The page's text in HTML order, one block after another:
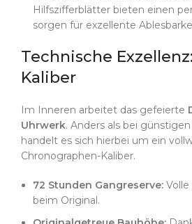
Hilfszifferblätter bieten einen
sorgen für exzellente
Technische Exzellenz:
Kaliber
Im Inneren arbeitet das gefeierte
Uhrwerk. Anders als bei
handelt es sich hierbei um ein
Chronographen-Kaliber.
72 Stunden Gangreserve:
beim Original.